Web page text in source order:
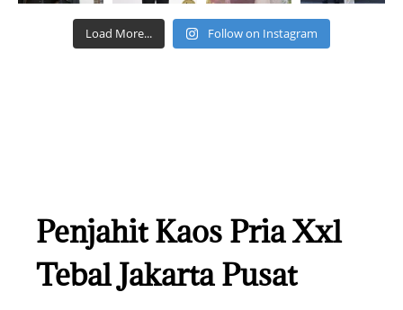
Load More... Follow on Instagram
Penjahit Kaos Pria Xxl
Tebal Jakarta Pusat